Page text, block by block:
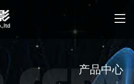
产品中心